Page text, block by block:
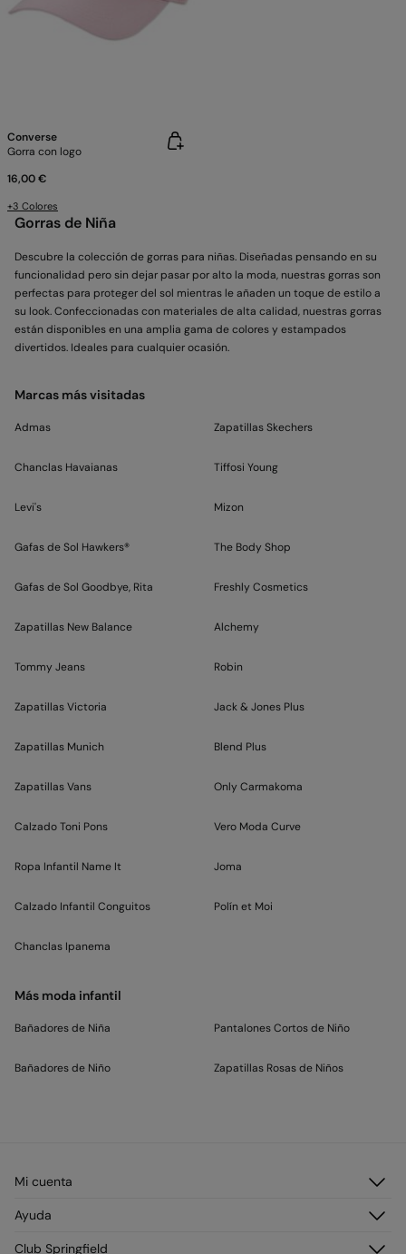
Converse
Gorra con logo
16,00 €
+3 Colores
Gorras de Niña
Descubre la colección de gorras para niñas. Diseñadas pensando en su
funcionalidad pero sin dejar pasar por alto la moda, nuestras gorras son
perfectas para proteger del sol mientras le añaden un toque de estilo a
su look. Confeccionadas con materiales de alta calidad, nuestras gorras
están disponibles en una amplia gama de colores y estampados
divertidos. Ideales para cualquier ocasión.
Marcas más visitadas
Admas
Chanclas Havaianas
Levi's
Gafas de Sol Hawkers®
Gafas de Sol Goodbye, Rita
Zapatillas New Balance
Tommy Jeans
Zapatillas Victoria
Zapatillas Munich
Zapatillas Vans
Calzado Toni Pons
Ropa Infantil Name It
Calzado Infantil Conguitos
Chanclas Ipanema
Zapatillas Skechers
Tiffosi Young
Mizon
The Body Shop
Freshly Cosmetics
Alchemy
Robin
Jack & Jones Plus
Blend Plus
Only Carmakoma
Vero Moda Curve
Joma
Polín et Moi
Más moda infantil
Bañadores de Niña
Bañadores de Niño
Pantalones Cortos de Niño
Zapatillas Rosas de Niños
Mi cuenta
Registrarme
Direcciones de envío
Ayuda
Club Springfield